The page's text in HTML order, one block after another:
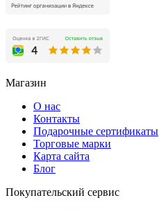
Магазин
О нас
Контакты
Подарочные сертификаты
Торговые марки
Карта сайта
Блог
Покупательский сервис